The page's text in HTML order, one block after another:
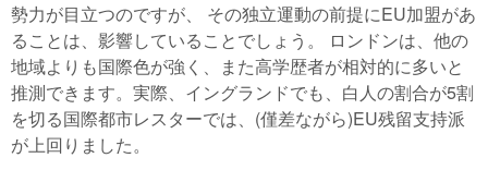
勢力が目立つのですが、 その独立運動の前提にEU加盟があ
ることは、影響していることでしょう。 ロンドンは、他の
地域よりも国際色が強く、また高学歴者が相対的に多いと
推測できます。実際、イングランドでも、白人の割合が5割
を切る国際都市レスターでは、(僅差ながら)EU残留支持派
が上回りました。